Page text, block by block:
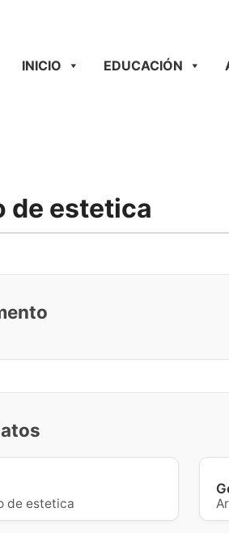
INICIO EDUCACIÓN
de estetica
de estetica